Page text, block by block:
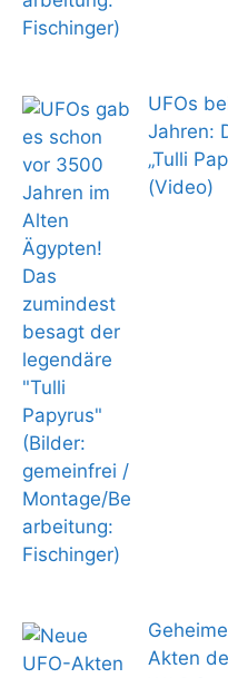
UFOs
Jahren:
„Tulli
(Video)
Akten